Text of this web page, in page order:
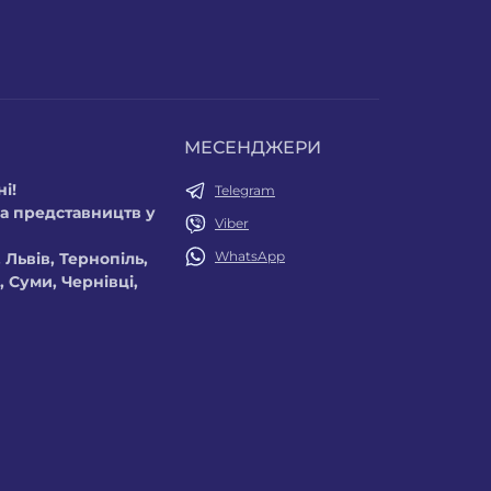
представництв у
Тернопіль,
Чернівці,
МЕСЕНДЖЕРИ
Telegram
Viber
WhatsApp